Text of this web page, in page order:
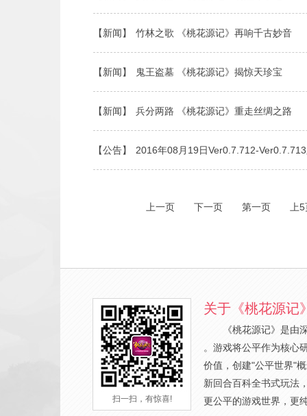
【新闻】 竹林之歌 《桃花源记》再响千古妙音
【新闻】 鬼王盗墓 《桃花源记》揭惊天珍宝
【新闻】 兵分两路 《桃花源记》重走丝绸之路
【公告】 2016年08月19日Ver0.7.712-
上一页 下一页 第一页 上
扫一扫，有惊喜!
关于《桃花源记
《桃花源记》是由
。游戏将公平作为核心
价值，创建"公平世界"
新回合百科全书式玩法
更公平的游戏世界，更